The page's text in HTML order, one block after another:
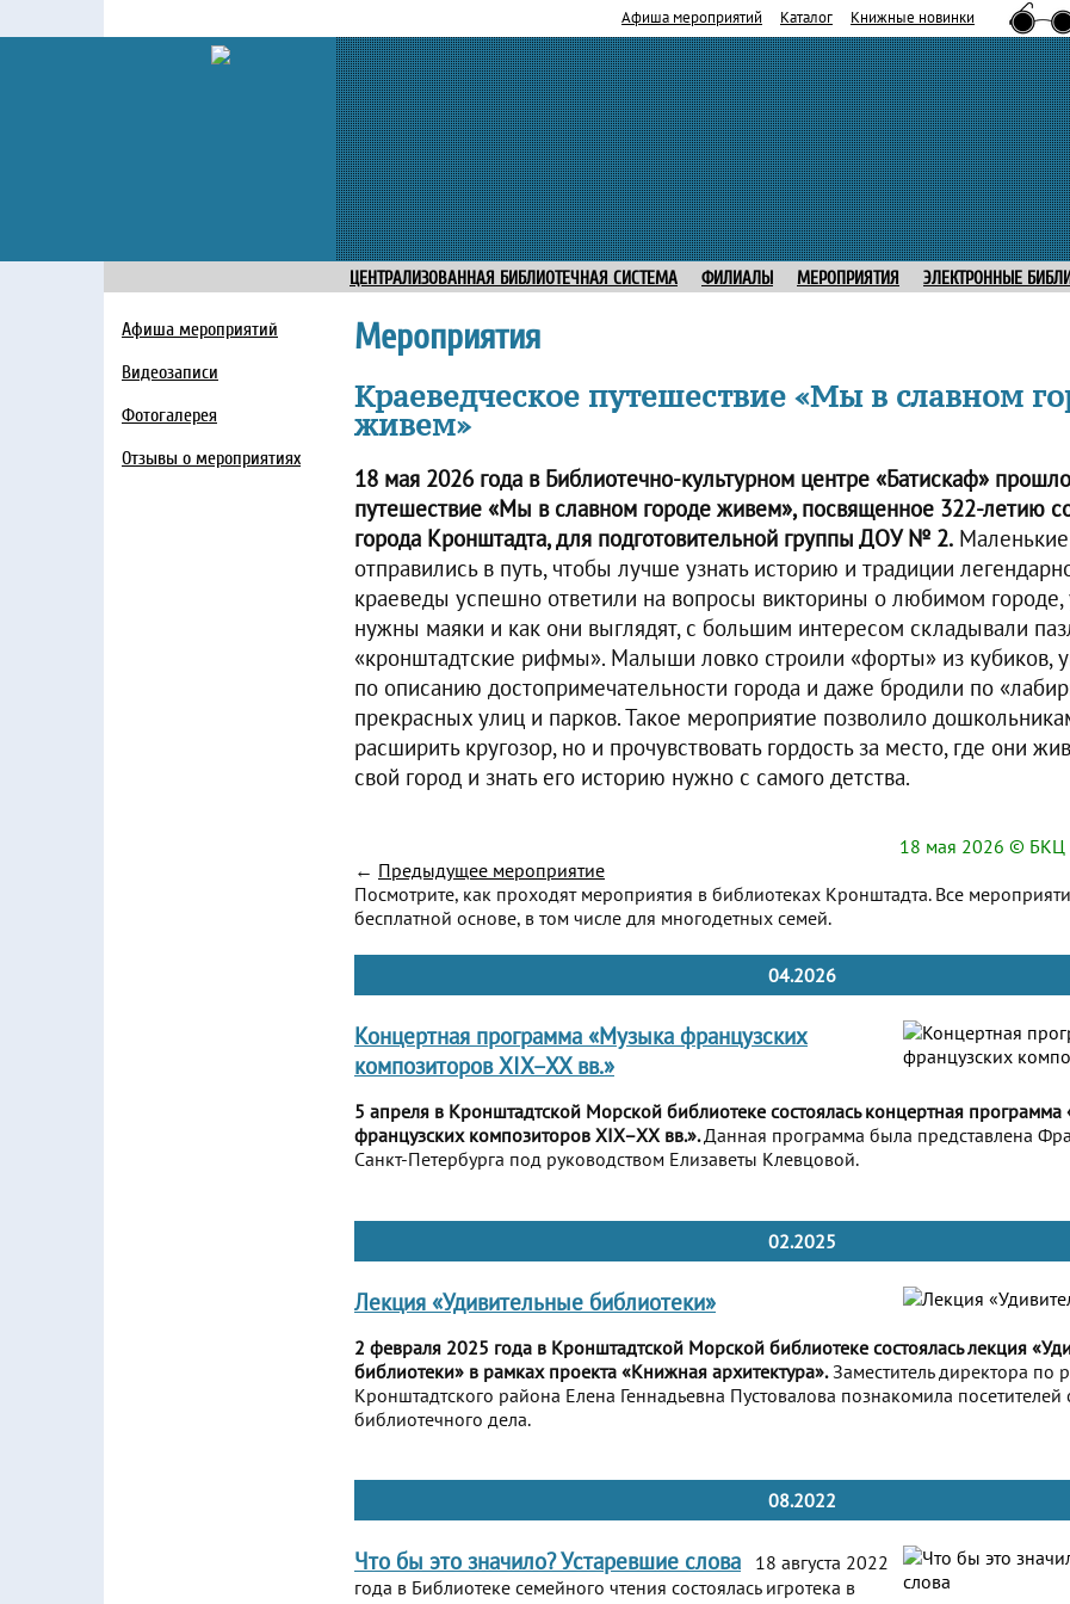
Афиша мероприятий Каталог Книжные новинки
ЦЕНТРАЛИЗОВАННАЯ БИБЛИОТЕЧНАЯ СИСТЕМА ФИЛИАЛЫ МЕРОПРИЯТИЯ ЭЛЕКТРОННЫЕ
Афиша мероприятий
Видеозаписи
Фотогалерея
Отзывы о мероприятиях
Мероприятия
Краеведческое путешествие «Мы в славном
живем»
18 мая 2026 года в Библиотечно-культурном центре «Батискаф»
путешествие «Мы в славном городе живем», посвященное 322-летию
города Кронштадта, для подготовительной группы ДОУ № 2.
отправились в путь, чтобы лучше узнать историю и традиции
краеведы успешно ответили на вопросы викторины о любимом городе,
нужны маяки и как они выглядят, с большим интересом складывали
«кронштадтские рифмы». Малыши ловко строили «форты» из кубиков,
по описанию достопримечательности города и даже бродили по
прекрасных улиц и парков. Такое мероприятие позволило
расширить кругозор, но и прочувствовать гордость за место, где они
свой город и знать его историю нужно с самого детства.
18 мая 2026 © БКЦ
← Предыдущее мероприятие
Посмотрите, как проходят мероприятия в библиотеках Кронштадта. Все
бесплатной основе, в том числе для многодетных семей.
04.2026
Концертная программа «Музыка французских
композиторов XIX–XX вв.»
5 апреля в Кронштадтской Морской библиотеке состоялась концертная
французских композиторов XIX–XX вв.».Данная программа была представлена
Санкт-Петербурга под руководством Елизаветы Клевцовой.
02.2025
Лекция «Удивительные библиотеки»
2 февраля 2025 года в Кронштадтской Морской библиотеке состоялась лекция
библиотеки» в рамках проекта «Книжная архитектура».Заместитель директора по
Кронштадтского района Елена Геннадьевна Пустовалова познакомила посетителей
библиотечного дела.
08.2022
Что бы это значило? Устаревшие слова
18 августа 2022
года в Библиотеке семейного чтения состоялась игротека в